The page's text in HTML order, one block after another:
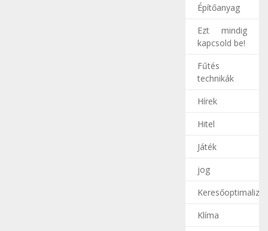
Építőanyag
Ezt mindig
kapcsold be!
Fűtés
technikák
Hírek
Hitel
Játék
jog
Klíma